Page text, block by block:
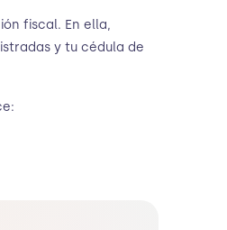
fiscal. En ella,
y tu cédula de